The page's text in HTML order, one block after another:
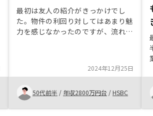
最初は友人の紹介がきっかけでし
た。物件の利回り対してはあまり魅
力を感じなかったのですが、流れの
2024年12月25日
50代前半 / 年収2800万円台 /HSBC